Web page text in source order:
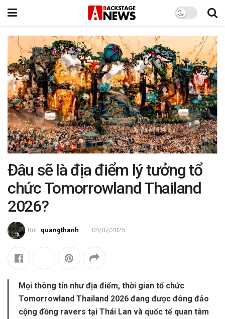
Đâu sẽ là địa điểm lý tưởng tổ
chức Tomorrowland Thailand
2026?
Bởi quangthanh 04/07/2025
Mọi thông tin như địa điểm, thời gian tổ chức
Tomorrowland Thailand 2026 đang được đông đảo
cộng đồng ravers tại Thái Lan và quốc tế quan tâm